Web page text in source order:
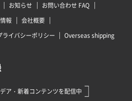
お知らせ
お問い合わせ FAQ
報
会社概要
ライバシーポリシー Overseas shipping